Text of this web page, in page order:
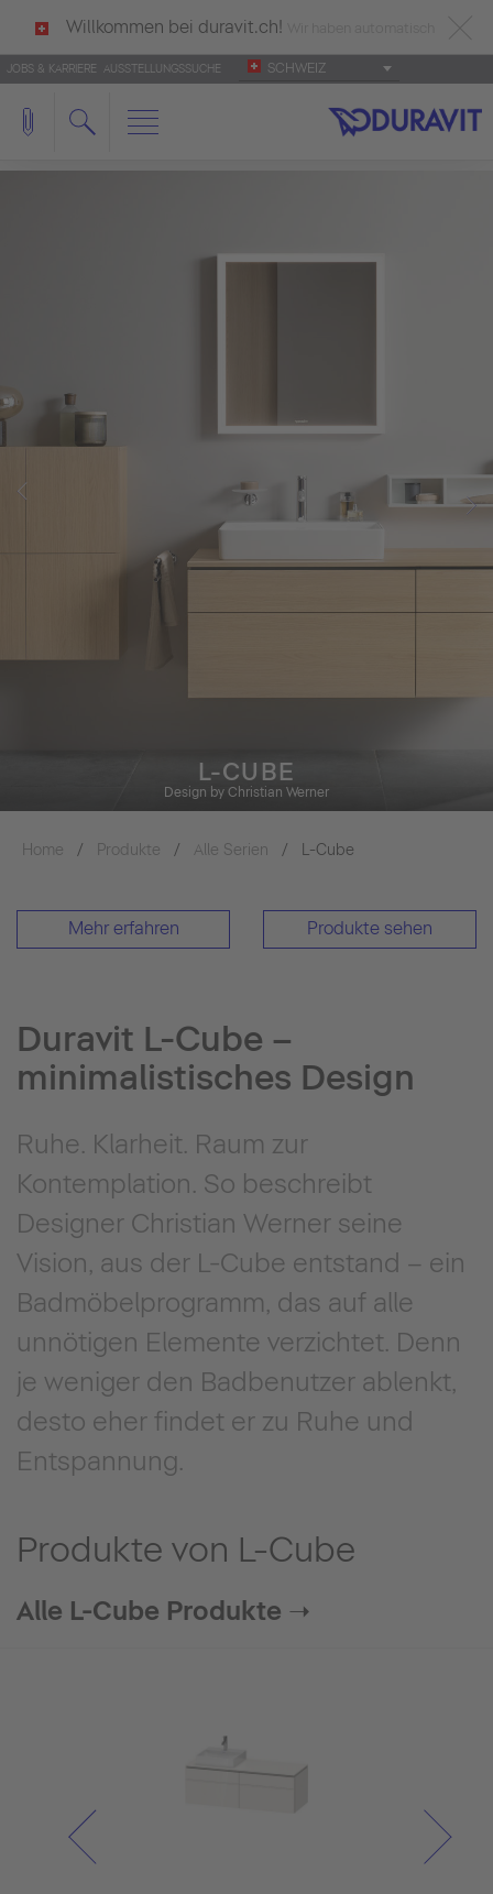
Willkommen bei duravit.ch!
deutsch als Ihre Sprache erkannt.
Français Italiano
JOBS & KARRIERE AUSSTELLUNGSSUCHE SCHWEIZ
L-CUBE
Design by Christian Werner
Home Produkte Alle Serien L-Cube
Mehr erfahren Produkte sehen
Duravit L-Cube –
minimalistisches Design
Ruhe. Klarheit. Raum zur
Kontemplation. So beschreibt
Designer Christian Werner seine
Vision, aus der L-Cube entstand – ein
Badmöbelprogramm, das auf alle
unnötigen Elemente verzichtet. Denn
je weniger den Badbenutzer ablenkt,
desto eher findet er zu Ruhe und
Entspannung.
Produkte von L-Cube
Alle L-Cube Produkte ➝